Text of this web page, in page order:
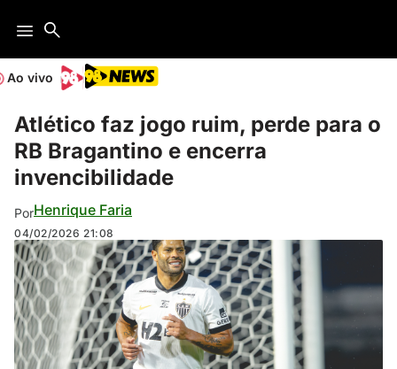
Ao vivo
Atlético faz jogo ruim, perde para o
RB Bragantino e encerra
invencibilidade
PorHenrique Faria
04/02/2026 21:08